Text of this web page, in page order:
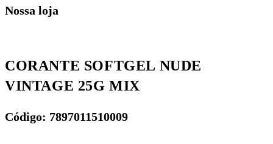
Nossa loja
CORANTE SOFTGEL NUDE
VINTAGE 25G MIX
Código: 7897011510009